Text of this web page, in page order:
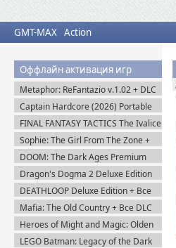
GMT-MAX Action
Оффлайн активация игр
Metaphor: ReFantazio v.1.02 + DLC
(2024) RePack
Captain Hardcore (2026) Portable
FINAL FANTASY TACTICS The Ivalice
Chronicles (2025) Steam-Rip
Sophie: The Girl From The Zone +
DLC (2026) Пиратка
DOOM: The Dark Ages Premium
Edition + Все DLC (2025) Пиратка
Dragon's Dogma 2 Deluxe Edition
(2024) Пиратка
DEATHLOOP Deluxe Edition + Все
DLC (2021) Пиратка
Mafia: The Old Country + Все DLC
(2025) Пиратка
Heroes of Might and Magic: Olden
Era v.0.80.34 (2026) Пиратка
LEGO Batman: Legacy of the Dark